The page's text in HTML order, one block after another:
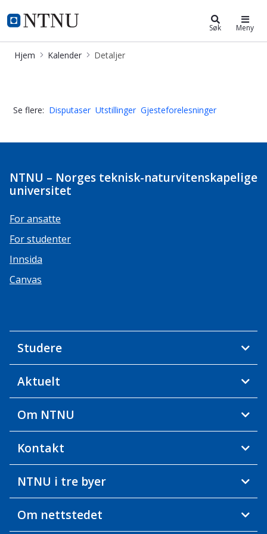
NTNU Hjemmeside
Kalender Søk Meny
Hjem Kalender Detaljer
Se flere: Disputaser Utstillinger Gjesteforelesninger
NTNU – Norges teknisk-naturvitenskapelige
universitet
For ansatte
For studenter
Innsida
Canvas
Studere
Aktuelt
Om NTNU
Kontakt
NTNU i tre byer
Om nettstedet